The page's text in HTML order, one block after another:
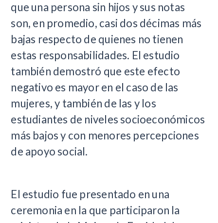
que una persona sin hijos y sus notas
son, en promedio, casi dos décimas más
bajas respecto de quienes no tienen
estas responsabilidades. El estudio
también demostró que este efecto
negativo es mayor en el caso de las
mujeres, y también de las y los
estudiantes de niveles socioeconómicos
más bajos y con menores percepciones
de apoyo social.
El estudio fue presentado en una
ceremonia en la que participaron la